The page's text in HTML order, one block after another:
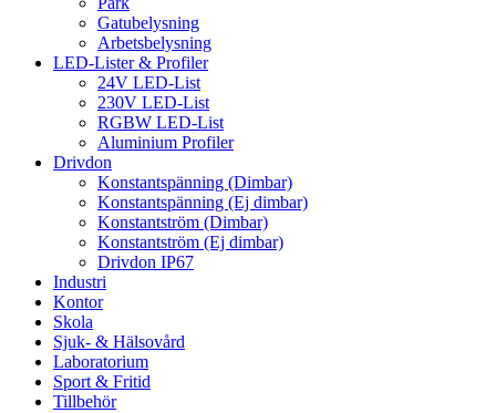
Gatubelysning
Arbetsbelysning
LED-Lister & Profiler
24V LED-List
230V LED-List
RGBW LED-List
Aluminium Profiler
Drivdon
Konstantspänning (Dimbar)
Konstantspänning (Ej dimbar)
Konstantström (Dimbar)
Konstantström (Ej dimbar)
Drivdon IP67
Industri
Kontor
Skola
Sjuk- & Hälsovård
Laboratorium
Sport & Fritid
Tillbehör